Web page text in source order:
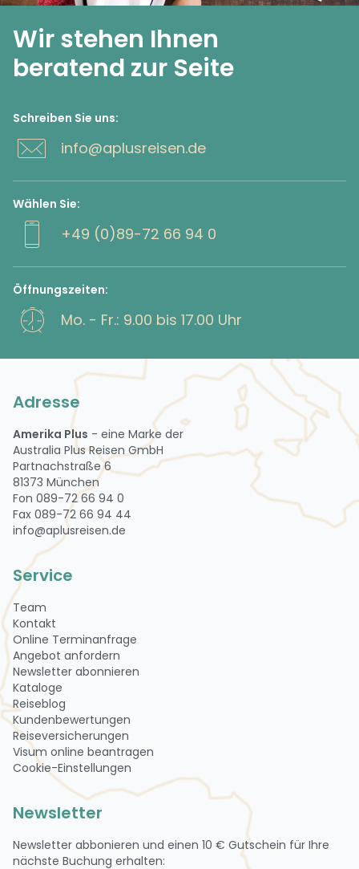
Wir stehen Ihnen
beratend zur Seite
Schreiben Sie uns:
info@aplusreisen.de
Wählen Sie:
+49 (0)89-72 66 94 0
Öffnungszeiten:
Mo. - Fr.: 9.00 bis 17.00 Uhr
Adresse
Amerika Plus - eine Marke der
Australia Plus Reisen GmbH
Partnachstraße 6
81373 München
Fon 089-72 66 94 0
Fax 089-72 66 94 44
info@aplusreisen.de
Service
Team
Kontakt
Online Terminanfrage
Angebot anfordern
Newsletter abon­nie­ren
Kataloge
Reiseblog
Kundenbewertungen
Reiseversicherungen
Visum online beantragen
Cookie-Einstellungen
Newsletter
Newsletter abbonieren und einen 10 € Gutschein für Ihre
nächste Buchung erhalten: